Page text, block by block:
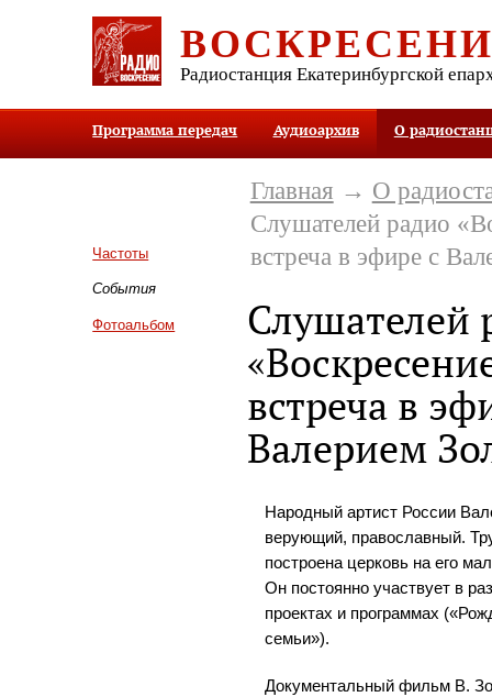
Радиостанция Екатеринбургской
Программа передач Аудиоархив О
Частоты
События
Фотоальбом
Главная → О
Слушателей радио
встреча в эфире с
Слушателей
встреча в
Валерием
Народный артист России
верующий, православный.
построена церковь на его
Он постоянно участвует в
проектах и программах
семьи»).
Документальный фильм В.